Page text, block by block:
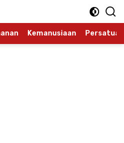
Kemanusiaan Persatuan